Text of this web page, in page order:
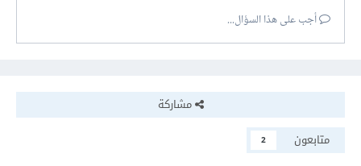
أجب على هذا السؤال...
مشاركة
متابعون
2